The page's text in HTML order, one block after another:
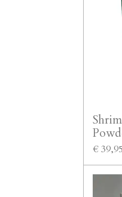
€ 39,95